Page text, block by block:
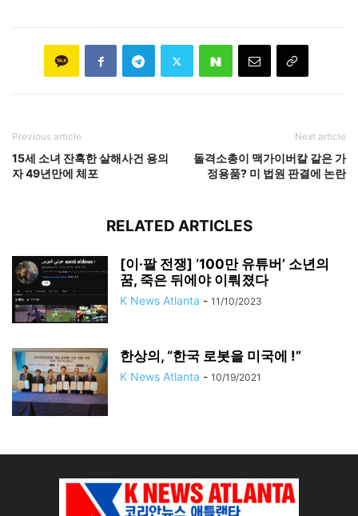
Previous article
15세 소녀 잔혹한 살해사건 용의
자 49년만에 체포
Next article
돌격소총이 맥가이버칼 같은 가
정용품? 미 법원 판결에 논란
RELATED ARTICLES
[이·팔 전쟁] ‘100만 유튜버’ 소년의
꿈, 죽은 뒤에야 이뤄졌다
K News Atlanta - 11/10/2023
한상의, “한국 로봇을 미국에 !”
K News Atlanta - 10/19/2021